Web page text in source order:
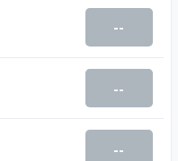
--
--
--